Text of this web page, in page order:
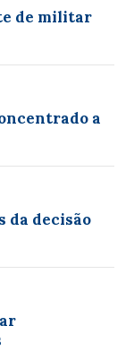
de militar
a
da decisão